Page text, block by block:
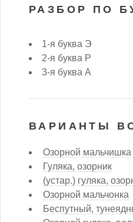
РАЗБОР ПО
1-я буква Э
2-я буква Р
3-я буква А
ВАРИАНТЫ
Озорной мальчишка
Гуляка, озорник
(устар.) гуляка,
Озорной мальчонка
Беспутный,